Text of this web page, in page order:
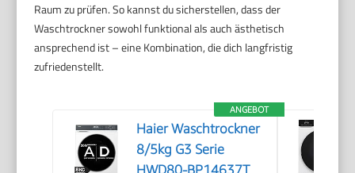
Raum zu prüfen. So kannst du sicherstellen, dass der
Waschtrockner sowohl funktional als auch ästhetisch
ansprechend ist – eine Kombination, die dich langfristig
zufriedenstellt.
ANGEBOT
Haier Waschtrockner
8/5kg G3 Serie